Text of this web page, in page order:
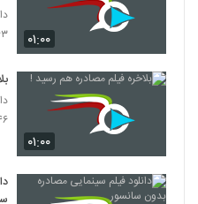
۰۱:۰۰
۰۱:۰۰